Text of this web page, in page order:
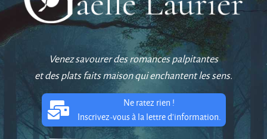
Venez savourer des romances palpitantes
et des plats faits maison qui enchantent les sens.
Ne ratez rien !
Inscrivez-vous à la lettre d'information.